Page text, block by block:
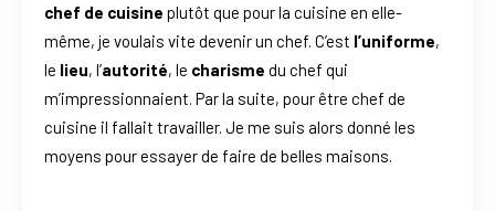
chef de cuisine plutôt que pour la cuisine en elle-
même, je voulais vite devenir un chef. C’est l’uniforme,
le lieu, l’autorité, le charisme du chef qui
m’impressionnaient. Par la suite, pour être chef de
cuisine il fallait travailler. Je me suis alors donné les
moyens pour essayer de faire de belles maisons.